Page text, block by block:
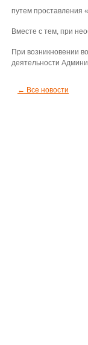
путем проставления
Вместе с тем, при
При возникновении
деятельности
← Все новости